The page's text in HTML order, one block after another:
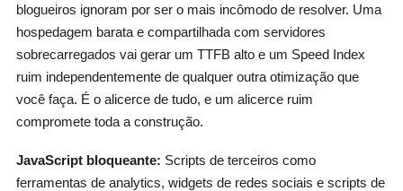
blogueiros ignoram por ser o mais incômodo de resolver. Uma
hospedagem barata e compartilhada com servidores
sobrecarregados vai gerar um TTFB alto e um Speed Index
ruim independentemente de qualquer outra otimização que
você faça. É o alicerce de tudo, e um alicerce ruim
compromete toda a construção.
JavaScript bloqueante: Scripts de terceiros como
ferramentas de analytics, widgets de redes sociais e scripts de